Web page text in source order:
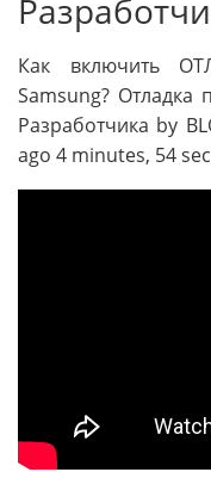
Как включить
Samsung?
Разработчика by
ago 4 minutes, 54